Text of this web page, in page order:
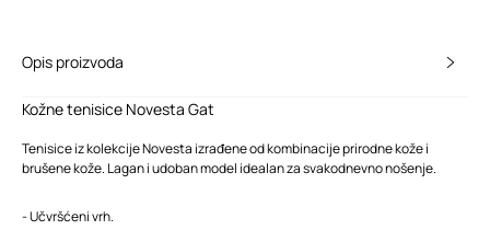
Opis proizvoda
Kožne tenisice Novesta Gat
Tenisice iz kolekcije Novesta izrađene od kombinacije prirodne kože i
brušene kože. Lagan i udoban model idealan za svakodnevno nošenje.
- Učvršćeni vrh.